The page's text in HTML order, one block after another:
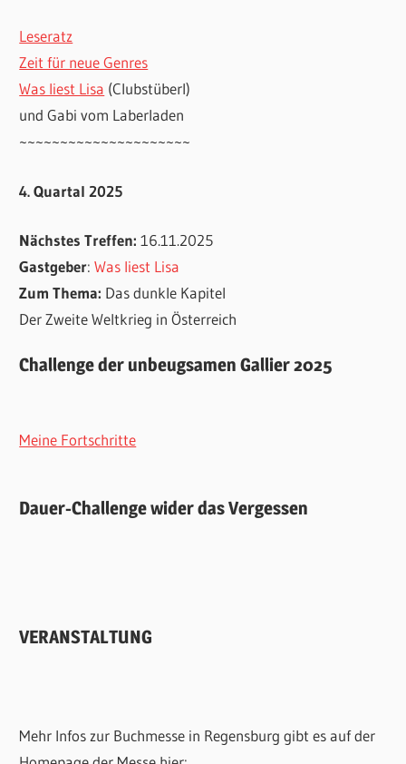
Leseratz
Zeit für neue Genres
Was liest Lisa (Clubstüberl)
und Gabi vom Laberladen
~~~~~~~~~~~~~~~~~~~~~
4. Quartal 2025
Nächstes Treffen:16.11.2025
Gastgeber:Was liest Lisa
Zum Thema: Das dunkle Kapitel
Der Zweite Weltkrieg in Österreich
Challenge der unbeugsamen Gallier 2025
Meine Fortschritte
Dauer-Challenge wider das Vergessen
VERANSTALTUNG
Mehr Infos zur Buchmesse in Regensburg gibt es auf der